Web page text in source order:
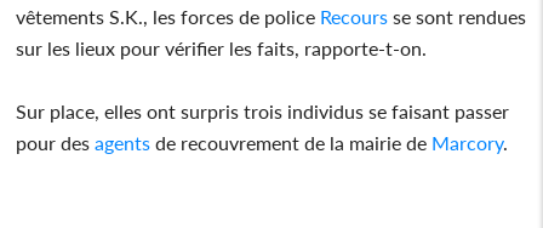
vêtements S.K., les forces de police Recours se sont rendues
sur les lieux pour vérifier les faits, rapporte-t-on.
Sur place, elles ont surpris trois individus se faisant passer
pour desagents de recouvrement de la mairie de Marcory.